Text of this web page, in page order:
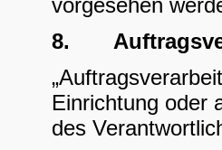
8.
Einrichtung oder
des